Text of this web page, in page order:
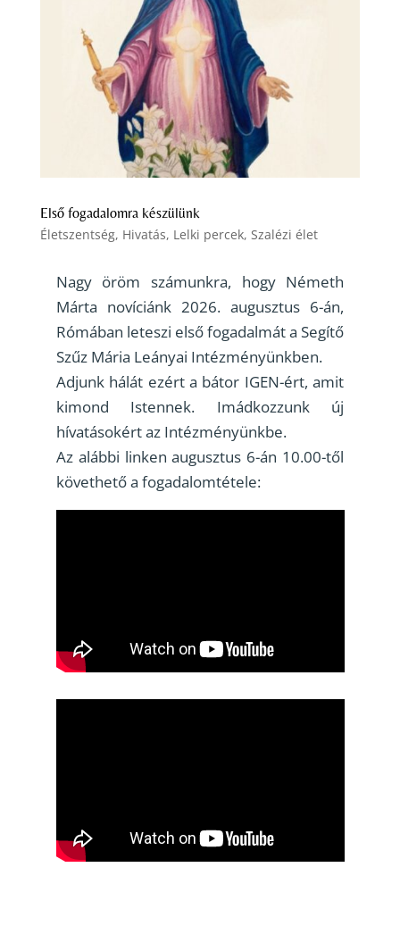
Első fogadalomra készülünk
Életszentség, Hivatás, Lelki percek, Szalézi élet
Nagy öröm számunkra, hogy Németh
Márta novíciánk 2026. augusztus 6-án,
Rómában leteszi első fogadalmát a Segítő
Szűz Mária Leányai Intézményünkben.
Adjunk hálát ezért a bátor IGEN-ért, amit
kimond Istennek. Imádkozzunk új
hívatásokért az Intézményünkbe.
Az alábbi linken augusztus 6-án 10.00-től
követhető a fogadalomtétele: